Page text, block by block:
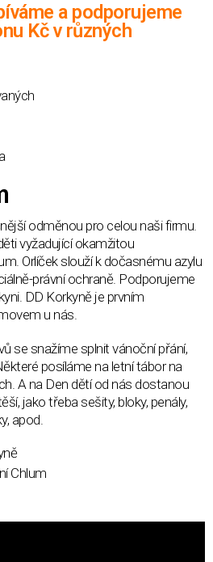
a podporujeme
Kč v různých
odměnou pro celou naši firmu.
vyžadující okamžitou
. Orlíček slouží k dočasnému azylu
právní ochraně. Podporujeme
. DD Korkyně je prvním
u nás.
se snažíme splnit vánoční přání,
posíláme na letní tábor na
A na Den dětí od nás dostanou
jako třeba sešity, bloky, penály,
apod.
Chlum